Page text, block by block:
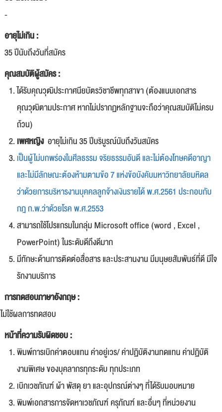
-
อายุไม่เกิน :
35 ปีนับถึงวันที่สมัคร
คุณสมบัติผู้สมัคร :
ได้รับคุณวุฒิประกาศนียบัตรวิชาชีพทุกสาขา (ต้องแนบเอกสาร
คุณวุฒิตามประกาศ หากไม่ปรากฏหลักฐานจะถือว่าคุณสมบัติไม่ครบ
ถ้วน)
เพศหญิงอายุไม่เกิน 35 ปีบริบูรณ์นับถึงวันสมัคร
เป็นผู้ไม่บกพร่องในศีลธรรม จริยธรรมอันดี และไม่ต้องโทษคดีอาญา
และไม่มีลักษณะต้องห้ามตามข้อ 7 แห่งข้อบังคับมหาวิทยาลัยมหิดล
ว่าด้วยการบริหารงานบุคคลลูกจ้างเงินรายได้ พ.ศ.2561 ประกอบกับ
กฎ ก.พ.ว่าด้วยโรค พ.ศ.2553
สามารถใช้โปรแกรมในกลุ่ม Microsoft office (word , Excel ,
PowerPoint) ในระดับดีถึงดีมาก
มีทักษะด้านการติดต่อสื่อสาร และประสานงาน มีมนุษยสัมพันธ์ที่ดี มีใจ
รักงานบริการ
การทดสอบภาษาอังกฤษ :
ม่ใช้ผลการทดสอบ
หน้าที่ความรับผิดชอบ :
พิมพ์การเบิกค่าตอบแทน ค่าอยู่เวร/ ค่าปฏิบัติงานทดแทน ค่าปฏิบัติ
งานพิเศษ ของบุคลากรทุกระดับ ทุกประเภท
เบิกเวชภัณฑ์ ผ้า พัสดุ ยา และอุปกรณ์ต่างๆ ที่ได้รับมอบหมาย
พิมพ์เอกสารการจัดหาเวชภัณฑ์ ครุภัณฑ์ และอื่นๆ ที่หน่วยงาน